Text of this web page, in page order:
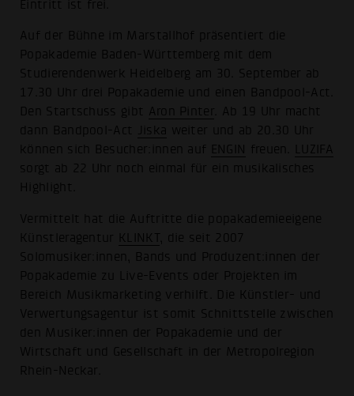
Eintritt ist frei.
Auf der Bühne im Marstallhof präsentiert die
Popakademie Baden-Württemberg mit dem
Studierendenwerk Heidelberg am 30. September ab
17.30 Uhr drei Popakademie und einen Bandpool-Act.
Den Startschuss gibt Aron Pinter . Ab 19 Uhr macht
dann Bandpool-Act
Jiska weiter und ab 20.30 Uhr
können sich Besucher:innen auf ENGIN freuen.
LUZIFA
sorgt ab 22 Uhr noch einmal für ein musikalisches
Highlight.
Vermittelt hat die Auftritte die popakademieeigene
Künstleragentur KLINKT, die seit 2007
Solomusiker:innen, Bands und Produzent:innen der
Popakademie zu Live-Events oder Projekten im
Bereich Musikmarketing verhilft. Die Künstler- und
Verwertungsagentur ist somit Schnittstelle zwischen
den Musiker:innen der Popakademie und der
Wirtschaft und Gesellschaft in der Metropolregion
Rhein-Neckar.